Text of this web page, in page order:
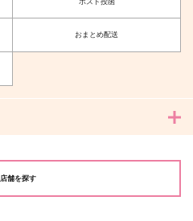
おまとめ配送
店舗を探す